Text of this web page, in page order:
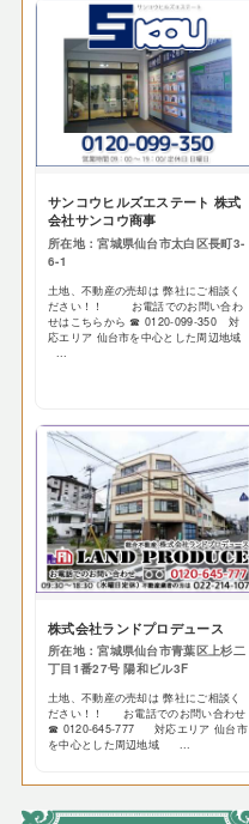
サンコウヒルズエステート 株式
会社サンコウ商事
所在地：宮城県仙台市太白区長町3-
6-1
土地、不動産の売却は 弊社にご相談く
ださい！！ お電話でのお問い合わ
せはこちらから ☎ 0120-099-350 対
応エリア 仙台市を中心とした周辺地域
...
株式会社ランドプロデュース
所在地：宮城県仙台市青葉区上杉二
丁目1番27号 陽和ビル3F
土地、不動産の売却は 弊社にご相談く
ださい！！ お電話でのお問い合わせ
☎ 0120-645-777 対応エリア 仙台市
を中心とした周辺地域 ...